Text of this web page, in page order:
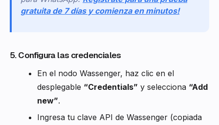
gratuita de 7 días y comienza en minutos!
5. Configura las credenciales
En el nodo Wassenger, haz clic en el
desplegable “Credentials” y selecciona “Add
new”.
Ingresa tu clave API de Wassenger (copiada